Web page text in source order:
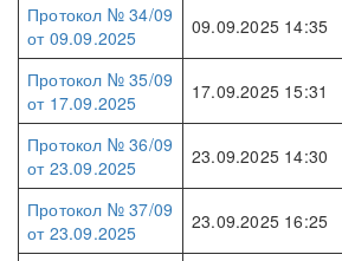
Протокол № 34/09
от 09.09.2025
09.09.2025 14:35
Протокол № 35/09
от 17.09.2025
17.09.2025 15:31
Протокол № 36/09
от 23.09.2025
23.09.2025 14:30
Протокол № 37/09
от 23.09.2025
23.09.2025 16:25